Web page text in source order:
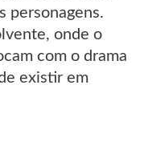
personagens.
onde o
com o drama
existir em